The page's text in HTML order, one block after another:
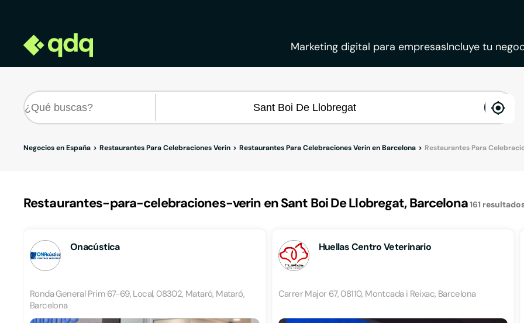
Marketing digital para empresasIncluye tu
Negocios en España Restaurantes Para Celebraciones Verin Restaurantes Para Celebraciones Verin en Barcelona Restaurantes Para
Restaurantes-para-celebraciones-verin en Sant Boi De Llobregat, Barcelona161
Onacústica
Ronda General Prim 67-69, Local, 08302, Mataró, Mataró,
Barcelona
Huellas Centro Veterinario
Carrer Major 67, 08110, Montcada i Reixac, Barcelona